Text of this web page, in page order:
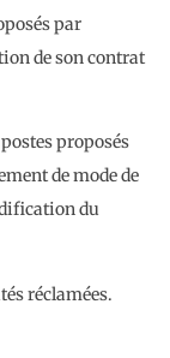
par
de son contrat
proposés
de mode de
du
réclamées.